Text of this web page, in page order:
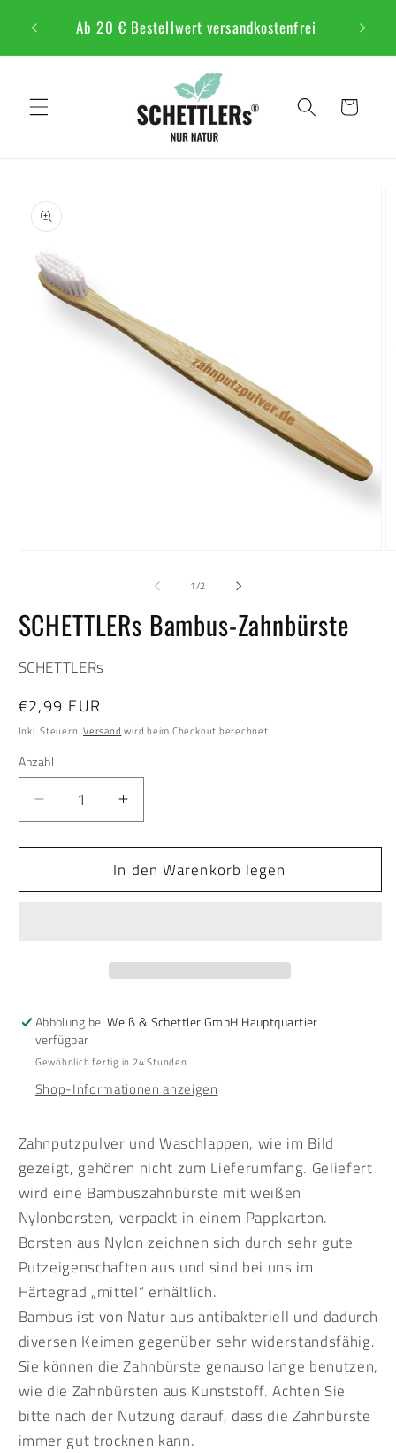
zum
Inhalt
Ab 20 € Bestellwert versandkostenfrei
Warenkorb
1/von
2
SCHETTLERs Bambus-Zahnbürste
SCHETTLERs
Normaler
Preis
€2,99 EUR
Inkl. Steuern.Versand wird beim Checkout berechnet
Anzahl
Anzahl
Verringere
die
Menge
SCHETTLERs
Erhöhe
die
Menge
für
SCHETTLERs
In den Warenkorb legen
Abholung beiWeiß & Schettler GmbH Hauptquartier
verfügbar
Gewöhnlich fertig in 24 Stunden
Shop-Informationen anzeigen
Zahnputzpulver und Waschlappen, wie im Bild
gezeigt, gehören nicht zum Lieferumfang. Geliefert
wird eine Bambuszahnbürste mit weißen
Nylonborsten, verpackt in einem Pappkarton.
Borsten aus Nylon zeichnen sich durch sehr gute
Putzeigenschaften aus und sind bei uns im
Härtegrad „mittel“ erhältlich.
Bambus ist von Natur aus antibakteriell und dadurch
diversen Keimen gegenüber sehr widerstandsfähig.
Sie können die Zahnbürste genauso lange benutzen,
wie die Zahnbürsten aus Kunststoff. Achten Sie
bitte nach der Nutzung darauf, dass die Zahnbürste
immer gut trocknen kann.